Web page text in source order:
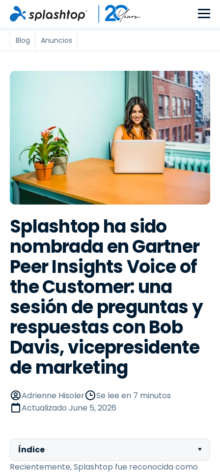
Blog Anuncios
Splashtop ha sido
nombrada en Gartner
Peer Insights Voice of
the Customer: una
sesión de preguntas y
respuestas con Bob
Davis, vicepresidente
de marketing
Adrienne Hisoler
Se lee en 7 minutos
Actualizado June 5, 2026
Índice
Recientemente, Splashtop fue reconocida como